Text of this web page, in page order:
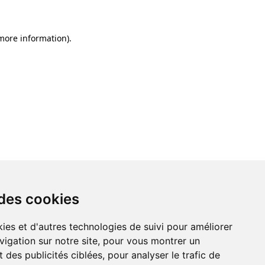
cookies
et d'autres technologies de suivi pour améliorer
sur notre site, pour vous montrer un
des publicités ciblées, pour analyser le trafic de
information).